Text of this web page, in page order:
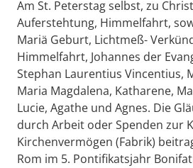
Am St. Peterstag selbst, zu
Auferstehtung, Himmelfahrt,
Mariä Geburt, Lichtmeß-
Himmelfahrt, Johannes der
Stephan Laurentius Vincentius,
Maria Magdalena, Katharene,
Lucie, Agathe und Agnes. Die
durch Arbeit oder Spenden zur
Kirchenvermögen (Fabrik)
Rom im 5. Pontifikatsjahr